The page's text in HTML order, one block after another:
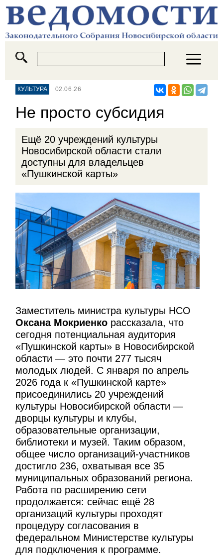
КУЛЬТУРА 02.06.26
Не просто субсидия
Ещё 20 учреждений культуры
Новосибирской области стали
доступны для владельцев
«Пушкинской карты»
Заместитель министра культуры НСО
Оксана Мокриенко рассказала, что
сегодня потенциальная аудитория
«Пушкинской карты» в Новосибирской
области — это почти 277 тысяч
молодых людей. С января по апрель
2026 года к «Пушкинской карте»
присоединились 20 учреждений
культуры Новосибирской области —
дворцы культуры и клубы,
образовательные организации,
библиотеки и музей. Таким образом,
общее число организаций-участников
достигло 236, охватывая все 35
муниципальных образований региона.
Работа по расширению сети
продолжается: сейчас ещё 28
организаций культуры проходят
процедуру согласования в
федеральном Министерстве культуры
для подключения к программе.